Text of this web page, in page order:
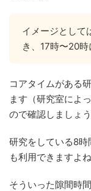
イメージとして
き、17時〜20
コアタイムがある
ます（研究室によ
ので確認しましょう
研究をしている8
も利用できますよね
そういった隙間時間